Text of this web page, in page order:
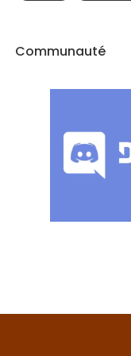
Communauté